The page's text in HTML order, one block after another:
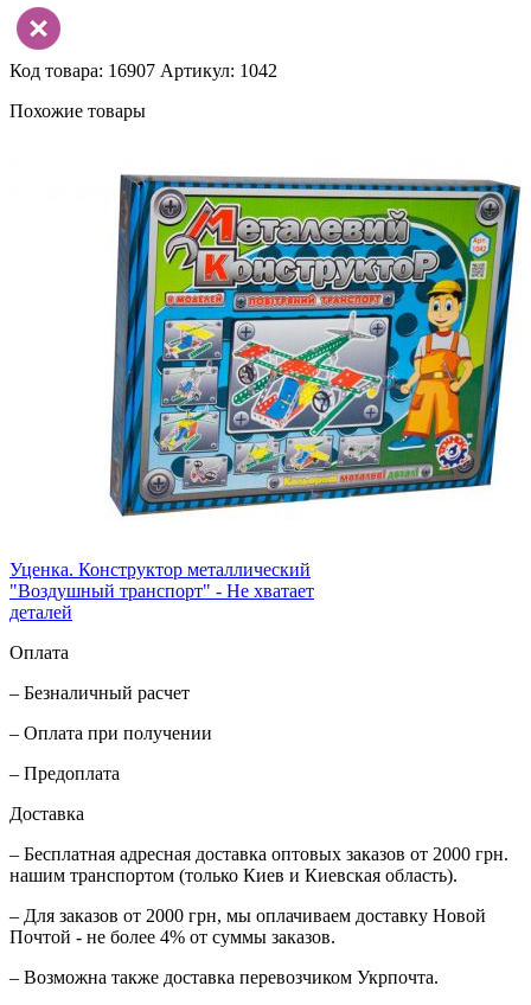
Код товара: 16907 Артикул: 1042
Похожие товары
Уценка. Конструктор металлический
"Воздушный транспорт" - Не хватает
деталей
Оплата
– Безналичный расчет
– Оплата при получении
– Предоплата
Доставка
– Бесплатная адресная доставка оптовых заказов от 2000 грн.
нашим транспортом (только Киев и Киевская область).
– Для заказов от 2000 грн, мы оплачиваем доставку Новой
Почтой - не более 4% от суммы заказов.
– Возможна также доставка перевозчиком Укрпочта.